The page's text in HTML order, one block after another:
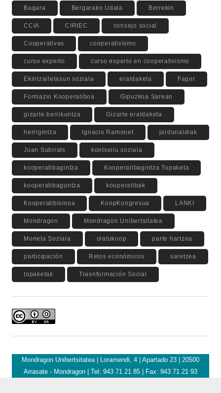
Bagara Bergarako Udala Berrekin
CCIA CIRIEC consejo social
Cooperativas cooperativismo
curso experto curso experto en cooperativismo
Ekintzailetasun soziala eraldaketa Fagor
Formazio Kooperatiboa Gipuzkoa Sarean
gizarte berrikuntza Gizarte eraldaketa
herrigintza Ignacio Ramonet jardunaldiak
Joan Subirats kontseilu soziala
kooperatibagintza Kooperatibagintza Topaketa
kooperatibaguntza kooperatibak
Kooperatibismoa KoopKongresua LANKI
Mondragon Mondragon Unibertsitatea
Moneta Soziala olatukoop parte hartzea
participación Retos económicos saretzea
topaketak Trasnformación Social
Mondragon Unibertsitatea | Loramendi, 4 | Apartado 23 | 20500
Arrasate - Mondragon | Tel: 943 71 21 85 | Fax: 943 71 21 93